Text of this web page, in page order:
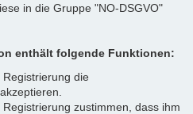
in die Gruppe "NO-DSGVO"
enthält folgende Funktionen:
die
zustimmen, dass ihm